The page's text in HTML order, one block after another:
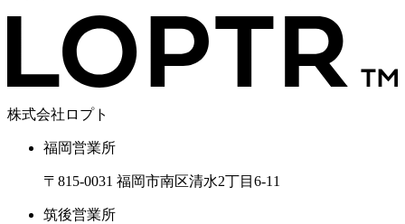
株式会社ロプト
福岡営業所
〒815-0031 福岡市南区清水2丁目6-11
筑後営業所